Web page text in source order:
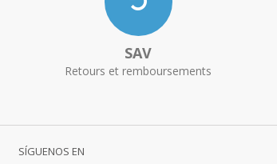
SAV
Retours et remboursements
SÍGUENOS EN